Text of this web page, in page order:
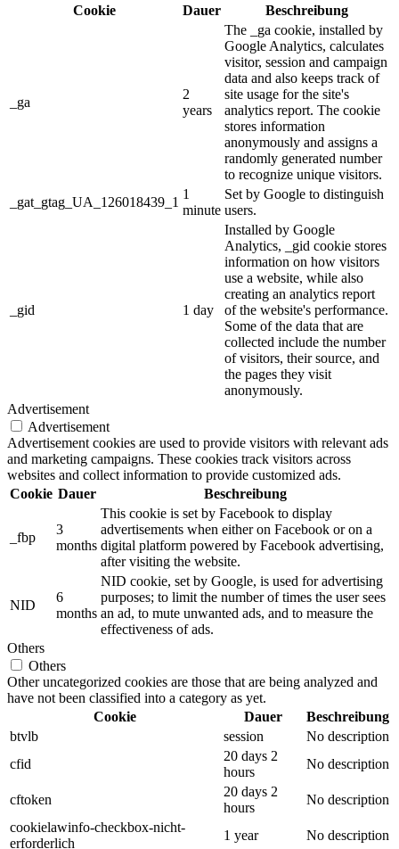
Cookie
Dauer Beschreibung
_ga
2
years
The _ga cookie, installed by
Google Analytics, calculates
visitor, session and campaign
data and also keeps track of
site usage for the site's
analytics report. The cookie
stores information
anonymously and assigns a
randomly generated number
to recognize unique visitors.
_gat_gtag_UA_126018439_1
1
minute
Set by Google to distinguish
users.
_gid 1 day
Installed by Google
Analytics, _gid cookie stores
information on how visitors
use a website, while also
creating an analytics report
of the website's performance.
Some of the data that are
collected include the number
of visitors, their source, and
the pages they visit
anonymously.
Advertisement
Advertisement
Advertisement cookies are used to provide visitors with relevant ads
and marketing campaigns. These cookies track visitors across
websites and collect information to provide customized ads.
Cookie Dauer Beschreibung
_fbp
3
months
This cookie is set by Facebook to display
advertisements when either on Facebook or on a
digital platform powered by Facebook advertising,
after visiting the website.
NID
6
months
NID cookie, set by Google, is used for advertising
purposes; to limit the number of times the user sees
an ad, to mute unwanted ads, and to measure the
effectiveness of ads.
Others
Others
Other uncategorized cookies are those that are being analyzed and
have not been classified into a category as yet.
Cookie
Dauer
Beschreibung
btvlb
session
No description
cfid
20 days 2
hours
No description
cftoken
20 days 2
hours
No description
cookielawinfo-checkbox-nicht-
erforderlich
1 year No description